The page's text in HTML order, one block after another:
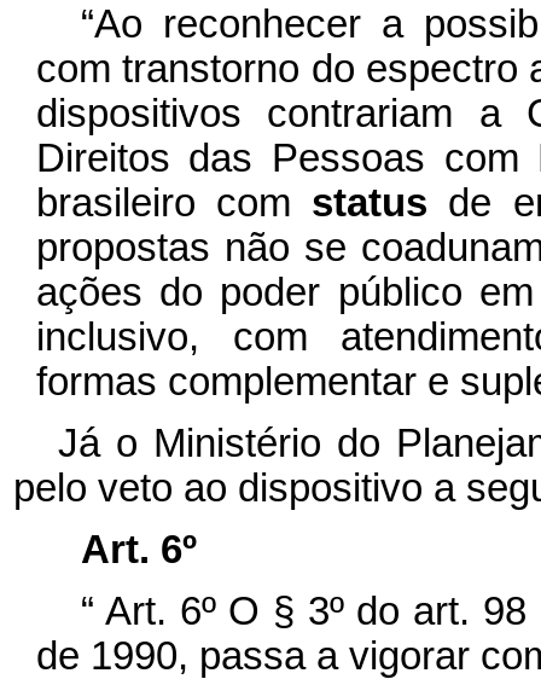
“Ao reconhecer a
com transtorno do espectro
dispositivos contrariam a
Direitos das Pessoas com
brasileiro com status de
propostas não se
ações do poder público
inclusivo, com
formas complementar e
Já o Ministério do
pelo veto ao dispositivo a
Art. 6º
“Art. 6º O § 3º do art.
de 1990, passa a vigorar